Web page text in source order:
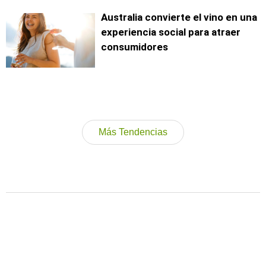
Australia convierte el vino en una
experiencia social para atraer
consumidores
Más Tendencias